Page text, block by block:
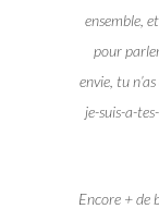
ensemble,
pour
envie, tu
je-suis-a-
Encore + de